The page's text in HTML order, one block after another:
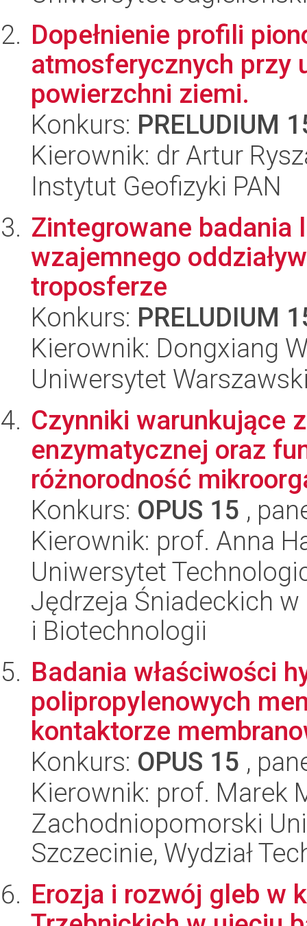
Dopełnienie profili
atmosferycznych przy
powierzchni ziemi.
Konkurs: PRELUDIUM
Kierownik: dr Artur
Instytut Geofizyki PAN
Zintegrowane badania
wzajemnego
troposferze
Konkurs: PRELUDIUM
Kierownik: Dongxiang
Uniwersytet
Czynniki warunkujące
enzymatycznej oraz
różnorodność
Konkurs: OPUS 15 ,
Kierownik: prof. Anna
Uniwersytet
Jędrzeja Śniadeckich w
i Biotechnologii
Badania właściwości
polipropylenowych
kontaktorze
Konkurs: OPUS 15 ,
Kierownik: prof. Marek
Zachodniopomorski
Szczecinie, Wydział
Erozja i rozwój gleb w